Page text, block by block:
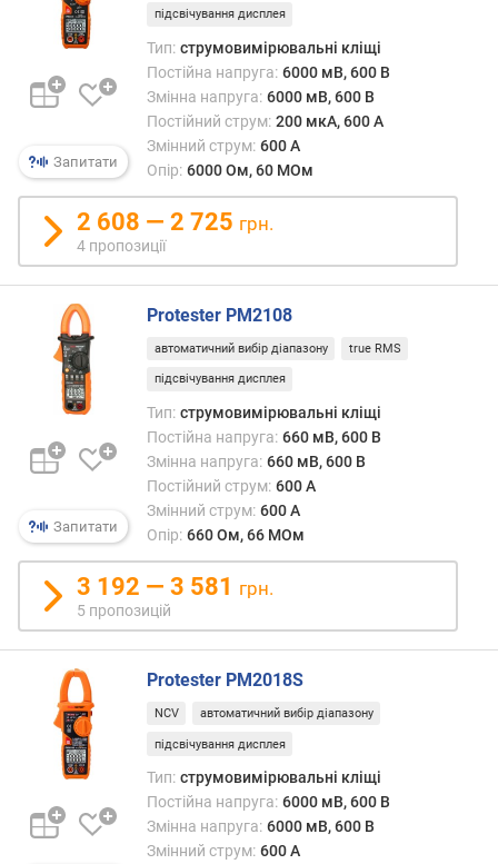
ю
п
о
п
и
ц
і
й
о
с
н
а
а
п
р
у
г
а
н
.
м
)
Запитати
підсвічування дисплея
Тип: струмовимірювальні кліщі
Постійна напруга: 6000 мВ, 600 В
Змінна напруга: 6000 мВ, 600 В
Постійний струм: 200 мкА, 600 А
Змінний струм: 600 А
Опір: 6000 Ом, 60 МОм
2 608 — 2 725 грн.
4 пропозиції
Запитати
Protester PM2108
автоматичний вибір діапазону true RMS
підсвічування дисплея
Тип: струмовимірювальні кліщі
Постійна напруга: 660 мВ, 600 В
Змінна напруга: 660 мВ, 600 В
Постійний струм: 600 А
Змінний струм: 600 А
Опір: 660 Ом, 66 МОм
3 192 — 3 581 грн.
5 пропозицій
Protester PM2018S
NCV автоматичний вибір діапазону
підсвічування дисплея
Тип: струмовимірювальні кліщі
Постійна напруга: 6000 мВ, 600 В
Змінна напруга: 6000 мВ, 600 В
Змінний струм: 600 А